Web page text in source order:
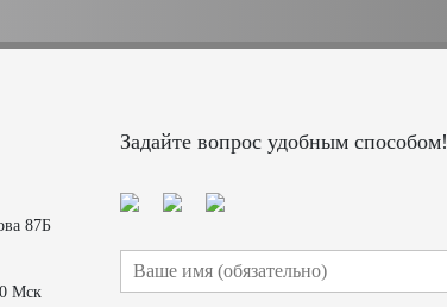
87Б
Мск
Задайте вопрос удобным способом!